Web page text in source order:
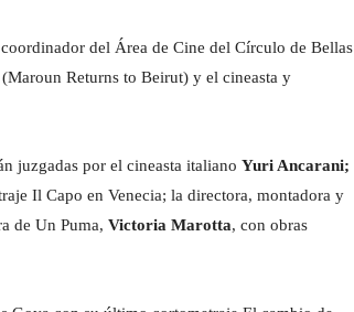
del Área de Cine del Círculo de Bellas
(Maroun Returns to Beirut) y el cineasta y
juzgadas por el cineasta italiano Yuri Ancarani;
Il Capo en Venecia; la directora, montadora y
de Un Puma, Victoria Marotta, con obras